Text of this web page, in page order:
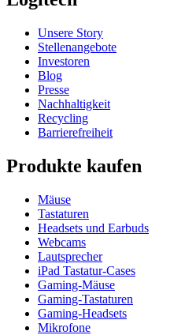
Unsere Story
Stellenangebote
Investoren
Blog
Presse
Nachhaltigkeit
Recycling
Barrierefreiheit
Produkte kaufen
Mäuse
Tastaturen
Headsets und Earbuds
Webcams
Lautsprecher
iPad Tastatur-Cases
Gaming-Mäuse
Gaming-Tastaturen
Gaming-Headsets
Mikrofone